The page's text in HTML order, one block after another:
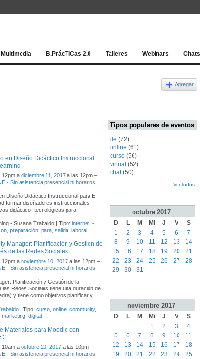
Multimedia B.PrácTICas 2.0 Talleres Webinars Chats
Agregar
en Diseño Didáctico Instruccional
12pm a diciembre 11, 2017 a las 12pm –
- Sin asistencia presencial ni horarios
Diseño Didáctico Instruccional para E-
formar diseñadores instruccionales
didáctico- tecnológicas para
- Susana Trabaldo | Tipo: internet -
preparación para salida laboral
Manager: Planificación y Gestión de
de las Redes Sociales
12pm a noviembre 10, 2017 a las 12pm –
- Sin asistencia presencial ni horarios
Planificación y Gestión de la
las Redes Sociales tiene una duración de
y tiene como objetivos planificar y
| Tipo: curso online community,
marketing digital
Materiales para Moodle con
::
10am a octubre 20, 2017 a las 10pm –
- Sin asistencia presencial ni horarios
Tipos populares de eventos
de (72)
online (61)
curso (56)
virtual (52)
chat(50)
Ver todos
octubre 2017
D L M Mi J V
S
1
2 3 4 5 6
7
8
9 10 11 12 13
14
15
16 17 18 19 20
21
22
23 24 25 26 27
28
29
30 31
noviembre 2017
D L M Mi J V
S
1
2 3
4
5
6 7 8 9 10
11
12
13 14 15 16 17
18
19
20 21 22 23 24
25